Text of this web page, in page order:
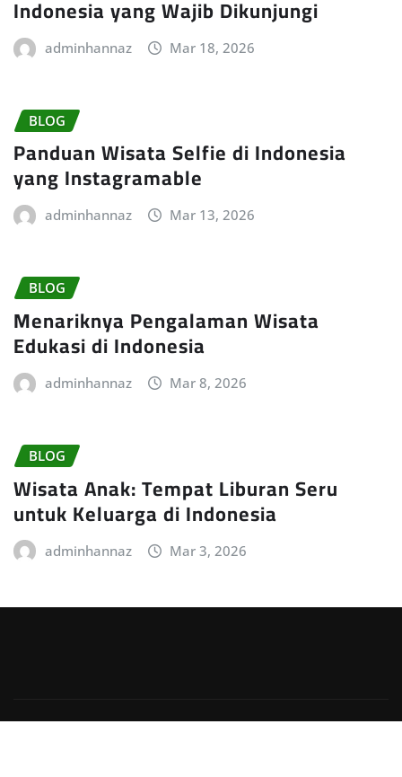
Indonesia yang Wajib Dikunjungi
adminhannaz Mar 18, 2026
BLOG
Panduan Wisata Selfie di Indonesia
yang Instagramable
adminhannaz Mar 13, 2026
BLOG
Menariknya Pengalaman Wisata
Edukasi di Indonesia
adminhannaz Mar 8, 2026
BLOG
Wisata Anak: Tempat Liburan Seru
untuk Keluarga di Indonesia
adminhannaz Mar 3, 2026